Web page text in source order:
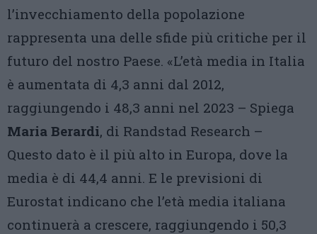
l’invecchiamento della popolazione
rappresenta una delle sfide più critiche per il
futuro del nostro Paese. «L’età media in Italia
è aumentata di 4,3 anni dal 2012,
raggiungendo i 48,3 anni nel 2023 – Spiega
Maria Berardi, di Randstad Research –
Questo dato è il più alto in Europa, dove la
media è di 44,4 anni. E le previsioni di
Eurostat indicano che l’età media italiana
continuerà a crescere, raggiungendo i 50,3